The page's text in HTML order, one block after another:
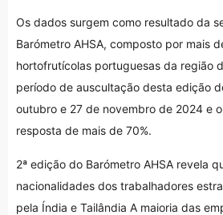
Os dados surgem como resultado da
Barómetro AHSA, composto por mais
hortofrutícolas portuguesas da região
período de auscultação desta edição
outubro e 27 de novembro de 2024 e
resposta de mais de 70%.
2ª edição do Barómetro AHSA revela
nacionalidades dos trabalhadores
pela Índia e Tailândia A maioria das